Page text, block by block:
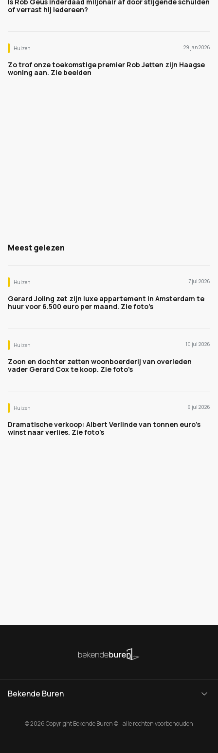
of verrast hij iedereen?
Huizen 29 jan 2026
Zo trof onze toekomstige premier Rob Jetten zijn Haagse
woning aan. Zie beelden
Meest gelezen
Huizen 7 jul 2026
Gerard Joling zet zijn luxe appartement in Amsterdam te
huur voor 6.500 euro per maand. Zie foto's
Huizen 10 jul 2026
Zoon en dochter zetten woonboerderij van overleden
vader Gerard Cox te koop. Zie foto's
Huizen 9 jul 2026
Dramatische verkoop: Albert Verlinde van tonnen euro's
winst naar verlies. Zie foto's
Bekende Buren
© 2026 Copyright Bekende Buren © - alle rechten voorbehouden